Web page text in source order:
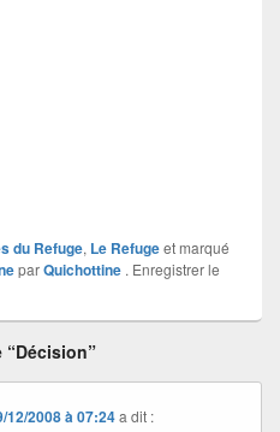
du Refuge, Le Refugeet marqué
parQuichottine . Enregistrer le
“Décision”
12/2008 à 07:24 a dit :